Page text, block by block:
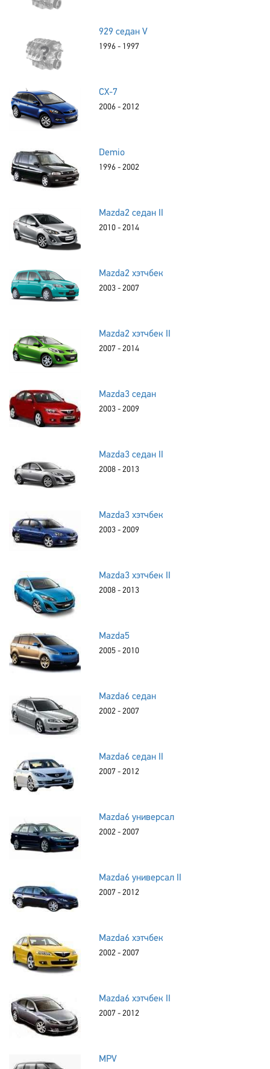
929 седан V
1996 - 1997
CX-7
2006 - 2012
Demio
1996 - 2002
Mazda2 седан II
2010 - 2014
Mazda2 хэтчбек
2003 - 2007
Mazda2 хэтчбек II
2007 - 2014
Mazda3 седан
2003 - 2009
Mazda3 седан II
2008 - 2013
Mazda3 хэтчбек
2003 - 2009
Mazda3 хэтчбек II
2008 - 2013
Mazda5
2005 - 2010
Mazda6 седан
2002 - 2007
Mazda6 седан II
2007 - 2012
Mazda6 универсал
2002 - 2007
Mazda6 универсал II
2007 - 2012
Mazda6 хэтчбек
2002 - 2007
Mazda6 хэтчбек II
2007 - 2012
MPV